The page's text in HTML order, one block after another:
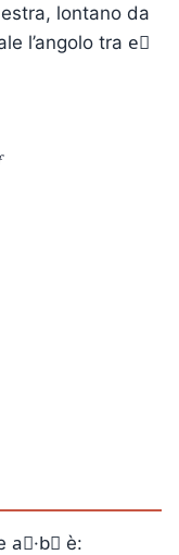
lontano da
l’angolo tra e⃗
a⃗·b⃗ è: